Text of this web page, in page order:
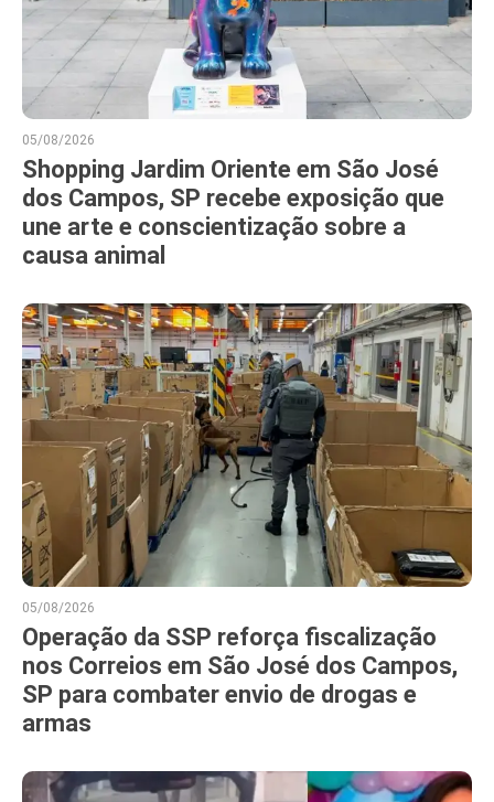
05/08/2026
Shopping Jardim Oriente em São José
dos Campos, SP recebe exposição que
une arte e conscientização sobre a
causa animal
05/08/2026
Operação da SSP reforça fiscalização
nos Correios em São José dos Campos,
SP para combater envio de drogas e
armas